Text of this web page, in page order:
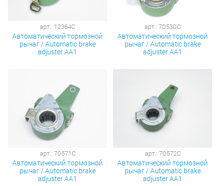
арт.: 12364C
Автоматический тормозной
рычаг / Automatic brake
adjuster AA1
арт.: 70530C
Автоматический тормозной
рычаг / Automatic brake
adjuster AA1
арт.: 70571C
Автоматический тормозной
рычаг / Automatic brake
adjuster AA1
арт.: 70572C
Автоматический тормозной
рычаг / Automatic brake
adjuster AA1